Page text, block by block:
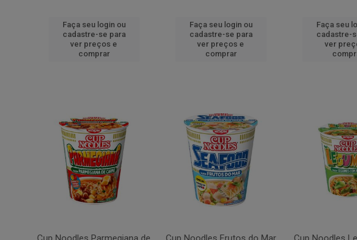
Faça seu login ou
cadastre-se para
ver preços e
comprar
Faça seu login ou
cadastre-se para
ver preços e
comprar
Faça seu
cadastre-
ver